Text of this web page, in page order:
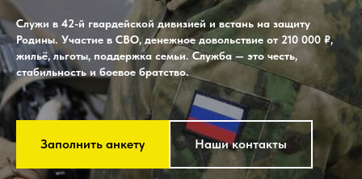
Служи в 42-й гвардейской дивизией и встань на защиту
Родины. Участие в СВО, денежное довольствие от 210 000 ₽,
жильё, льготы, поддержка семьи. Служба — это честь,
стабильность и боевое братство.
Заполнить анкету Наши контакты